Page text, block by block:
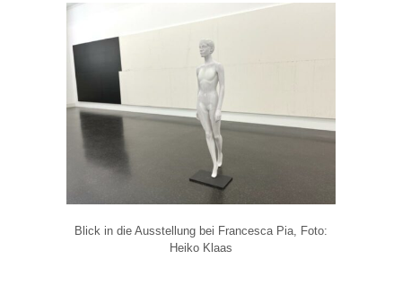
Blick in die Ausstellung bei Francesca Pia, Foto:
Heiko Klaas